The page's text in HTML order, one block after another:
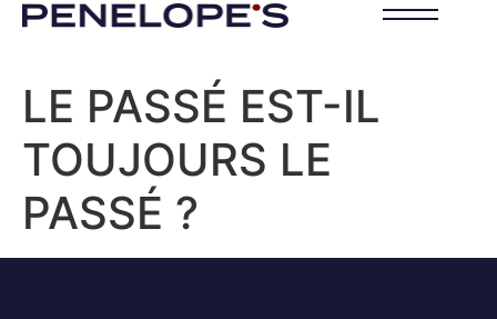
LE PASSÉ EST-IL
TOUJOURS LE
PASSÉ ?